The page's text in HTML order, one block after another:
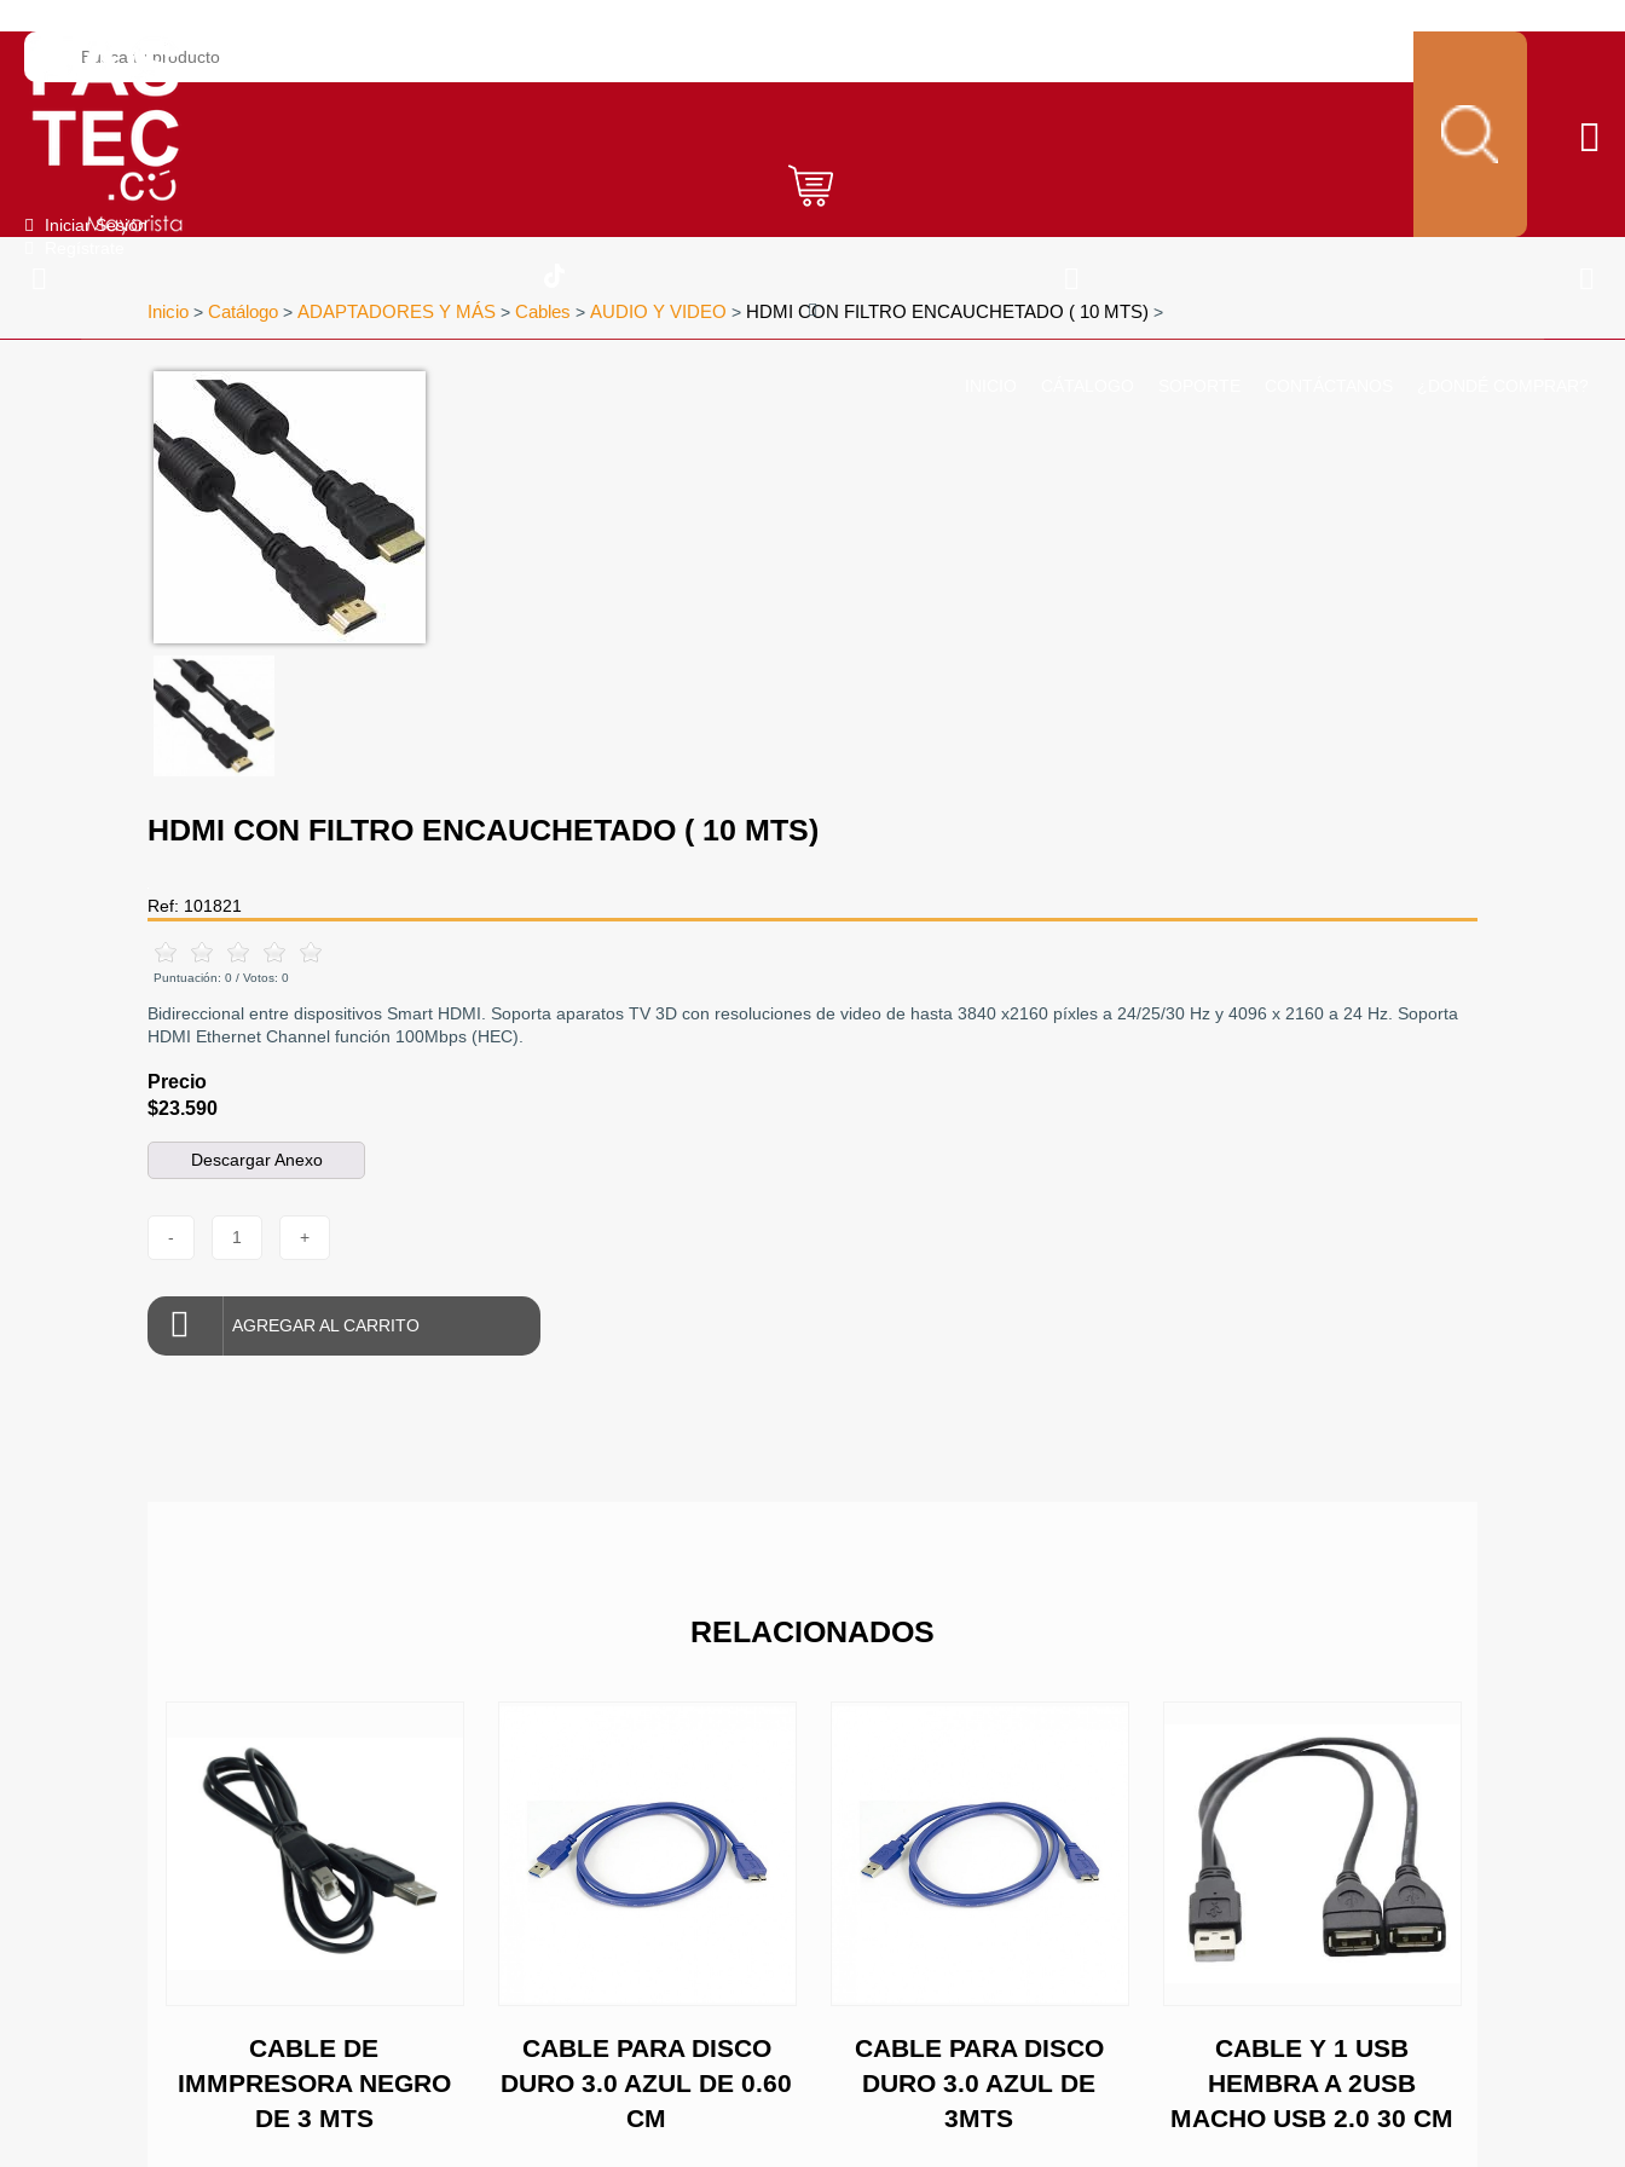
Iniciar Sesión
Inicio > Catálogo > ADAPTADORES Y MÁS > Cables > AUDIO Y VIDEO > HDMI CON FILTRO ENCAUCHETADO ( 10 MTS) >
HDMI CON FILTRO ENCAUCHETADO ( 10 MTS)
Ref: 101821
Puntuación: 0 / Votos: 0
Bidireccional entre dispositivos Smart HDMI. Soporta aparatos TV 3D con resoluciones de video de hasta 3840 x2160 píxles a 24/25/30 Hz y 4096 x 2160 a 24 Hz. Soporta
HDMI Ethernet Channel función 100Mbps (HEC).
Precio
$23.590
Descargar Anexo
- 1 +
AGREGAR AL CARRITO
RELACIONADOS
CABLE DE
IMMPRESORA NEGRO
DE 3 MTS
CABLE PARA DISCO
DURO 3.0 AZUL DE 0.60
CM
CABLE PARA DISCO
DURO 3.0 AZUL DE
3MTS
CABLE Y 1 USB
HEMBRA A 2USB
MACHO USB 2.0 30 CM